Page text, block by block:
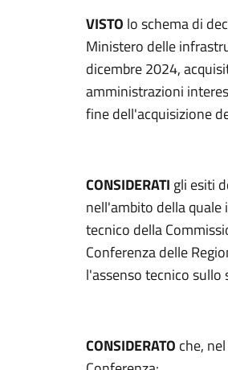
VISTO lo schema di
Ministero delle
dicembre 2024,
amministrazioni
fine dell'acquisizione
CONSIDERATI gli esiti
nell'ambito della
tecnico della
Conferenza delle
l'assenso tecnico sullo
CONSIDERATO che,